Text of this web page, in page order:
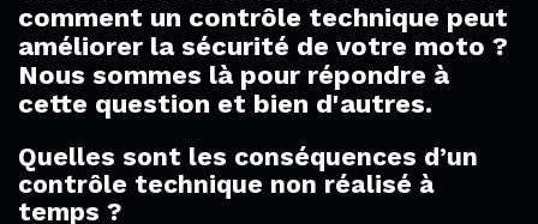
comment un contrôle technique peut
améliorer la sécurité de votre moto ?
Nous sommes là pour répondre à
cette question et bien d'autres.
Quelles sont les conséquences d’un
contrôle technique non réalisé à
temps ?